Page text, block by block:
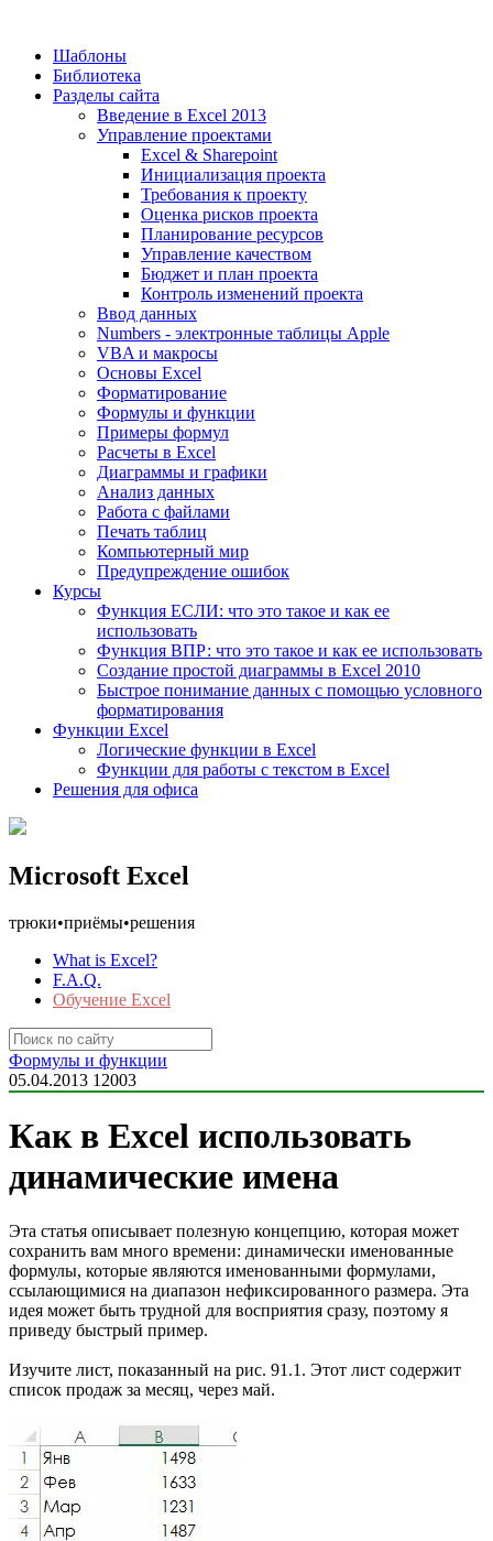
Шаблоны
Библиотека
Разделы сайта
Введение в Excel 2013
Управление проектами
Excel & Sharepoint
Инициализация проекта
Требования к проекту
Оценка рисков проекта
Планирование ресурсов
Управление качеством
Бюджет и план проекта
Контроль изменений проекта
Ввод данных
Numbers - электронные таблицы Apple
VBA и макросы
Основы Excel
Форматирование
Формулы и функции
Примеры формул
Расчеты в Excel
Диаграммы и графики
Анализ данных
Работа с файлами
Печать таблиц
Компьютерный мир
Предупреждение ошибок
Курсы
Функция ЕСЛИ: что это такое и как ее
использовать
Функция ВПР: что это такое и как ее использовать
Создание простой диаграммы в Excel 2010
Быстрое понимание данных с помощью условного
форматирования
Функции Excel
Логические функции в Excel
Функции для работы с текстом в Excel
Решения для офиса
Microsoft Excel
трюки•приёмы•решения
What is Excel?
F.A.Q.
Обучение Excel
Формулы и функции
05.04.2013 12003
Как в Excel использовать
динамические имена
Эта статья описывает полезную концепцию, которая может
сохранить вам много времени: динамически именованные
формулы, которые являются именованными формулами,
ссылающимися на диапазон нефиксированного размера. Эта
идея может быть трудной для восприятия сразу, поэтому я
приведу быстрый пример.
Изучите лист, показанный на рис. 91.1. Этот лист содержит
список продаж за месяц, через май.